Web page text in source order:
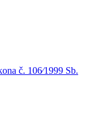
č. 106⁄1999 Sb.